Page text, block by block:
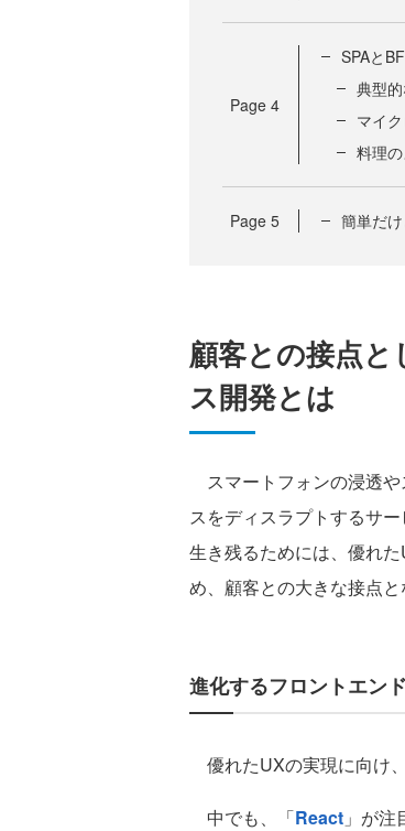
Page 4
SPAと
典型
マイ
料理
Page 5 簡単だ
顧客との接点
ス開発とは
スマートフォンの浸透
スをディスラプトするサ
生き残るためには、優れ
め、顧客との大きな接点
進化するフロントエン
優れたUXの実現に向け
中でも、「React 」が